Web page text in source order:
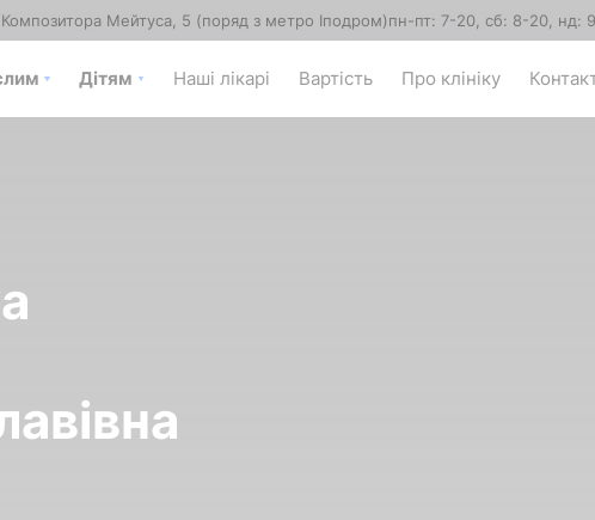
Композитора Мейтуса, 5 (поряд з метро Іподром)пн-пт: 7-20, сб: 8-20, нд:
Дітям Наші лікарі Вартість Про клініку